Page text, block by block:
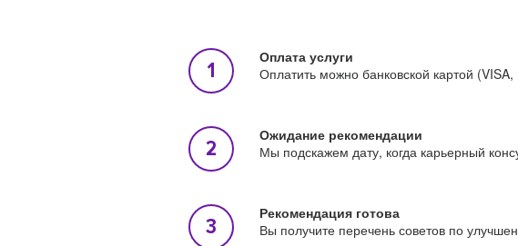
Оплата услуги
Оплатить можно банковской картой
Ожидание рекомендации
Мы подскажем дату, когда карьерный
Рекомендация готова
Вы получите перечень советов по